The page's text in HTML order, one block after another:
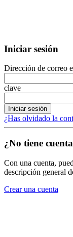
Iniciar sesión
Dirección de correo
clave
Iniciar sesión
¿Has olvidado la
¿No tiene
Con una cuenta,
descripción general
Crear una cuenta